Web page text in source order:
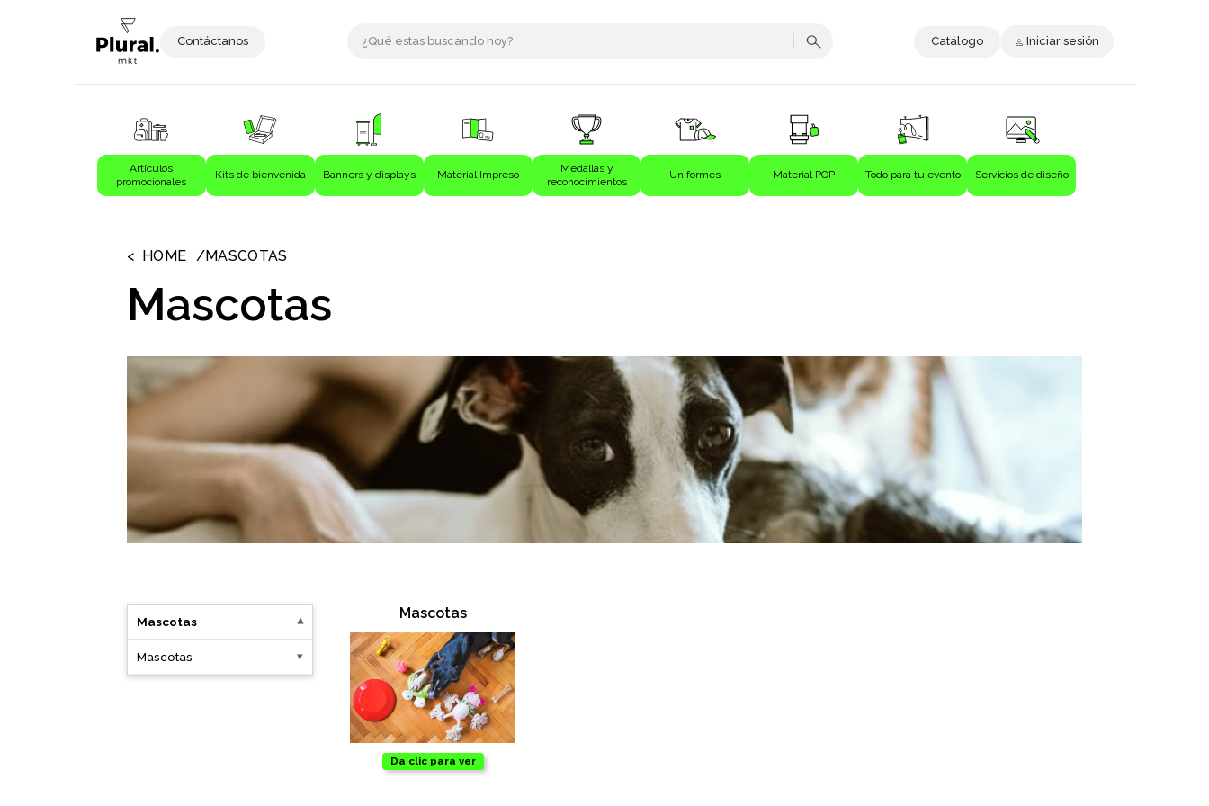
Contáctanos Catálogo Iniciar sesión
Artículos
promocionales
Kits de bienvenida Banners y displays Material Impreso
Medallas y
reconocimientos
Uniformes Material POP Todo para tu evento Servicios de diseño
Bolígrafos
Bolsas
Ecológicos
Tecnología
Regalos corporativos
Antiestrés
Herramientas
HOME MASCOTAS
Mascotas
Mascotas
Mascotas
Mascotas
Da clic para ver